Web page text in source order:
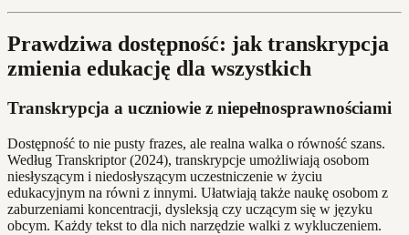
Prawdziwa dostępność: jak transkrypcja
zmienia edukację dla wszystkich
Transkrypcja a uczniowie z niepełnosprawnościami
Dostępność to nie pusty frazes, ale realna walka o równość szans.
Według Transkriptor (2024), transkrypcje umożliwiają osobom
niesłyszącym i niedosłyszącym uczestniczenie w życiu
edukacyjnym na równi z innymi. Ułatwiają także naukę osobom z
zaburzeniami koncentracji, dysleksją czy uczącym się w języku
obcym. Każdy tekst to dla nich narzędzie walki z wykluczeniem.